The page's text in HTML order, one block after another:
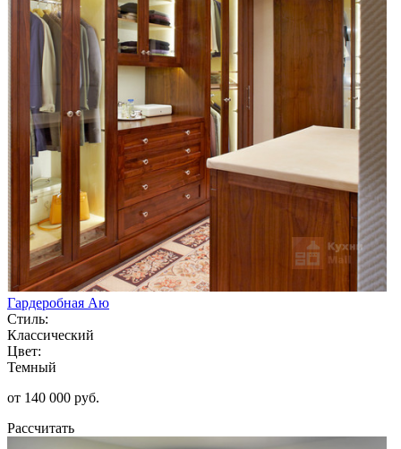
Гардеробная Аю
Стиль:
Классический
Цвет:
Темный
от 140 000 руб.
Рассчитать